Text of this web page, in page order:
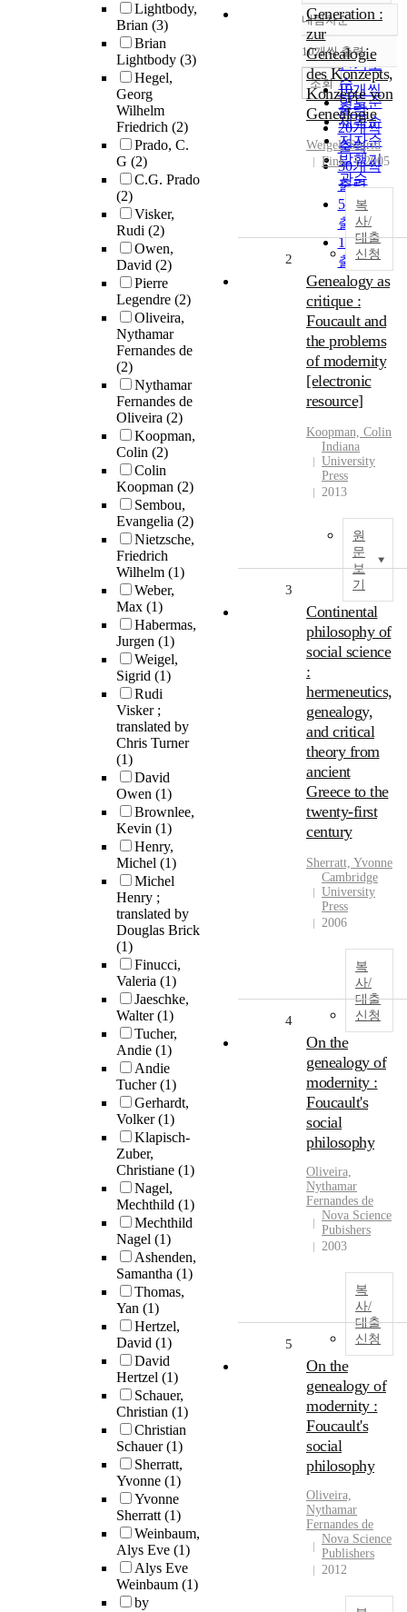
Lightbody,
Brian (3)
Brian
Lightbody (3)
Hegel,
Georg
Wilhelm
Friedrich (2)
Prado, C.
G (2)
C.G. Prado
(2)
Visker,
Rudi (2)
Owen,
David (2)
Pierre
Legendre (2)
Oliveira,
Nythamar
Fernandes de
(2)
Nythamar
Fernandes de
Oliveira (2)
Koopman,
Colin (2)
Colin
Koopman (2)
Sembou,
Evangelia (2)
Nietzsche,
Friedrich
Wilhelm (1)
Weber,
Max (1)
Habermas,
Jurgen (1)
Weigel,
Sigrid (1)
Rudi
Visker ;
translated by
Chris Turner
(1)
David
Owen (1)
Brownlee,
Kevin (1)
Henry,
Michel (1)
Michel
Henry ;
translated by
Douglas Brick
(1)
Finucci,
Valeria (1)
Jaeschke,
Walter(1)
Tucher,
Andie (1)
Andie
Tucher(1)
Gerhardt,
Volker(1)
Klapisch-
Zuber,
Christiane (1)
Nagel,
Mechthild (1)
Mechthild
Nagel (1)
Ashenden,
Samantha (1)
Thomas,
Yan (1)
Hertzel,
David (1)
David
Hertzel (1)
Schauer,
Christian (1)
Christian
Schauer(1)
Sherratt,
Yvonne (1)
Yvonne
Sherratt(1)
Weinbaum,
Alys Eve (1)
Alys Eve
Weinbaum (1)
by
정확도
순
인기도
순
연도순
제목순
저자순
발행기
관순
내림차순
내림차순
10개씩 출력
10개씩
출력
20개씩
출력
30개씩
출력
50개씩
출력
100개씩
출력
조회
Generation :
zur
Genealogie
des Konzepts,
Konzepte von
Genealogie
Weigel, Sigrid
Fink
2005
복
사/
대출
신청
2
Genealogy as
critique :
Foucault and
the problems
of modernity
[electronic
resource]
Koopman, Colin
Indiana
University
Press
2013
원
문
보
기
3
Continental
philosophy of
social science
:
hermeneutics,
genealogy,
and critical
theory from
ancient
Greece to the
twenty-first
century
Sherratt, Yvonne
Cambridge
University
Press
2006
복
사/
대출
신청
4
On the
genealogy of
modernity :
Foucault's
social
philosophy
Oliveira,
Nythamar
Fernandes de
Nova Science
Pubishers
2003
복
사/
대출
신청
5
On the
genealogy of
modernity :
Foucault's
social
philosophy
Oliveira,
Nythamar
Fernandes de
Nova Science
Publishers
2012